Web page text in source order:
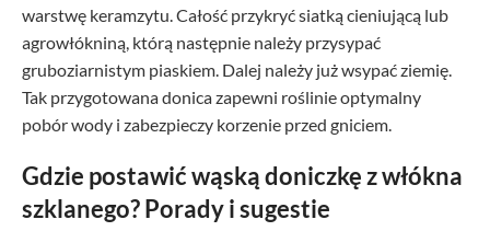
warstwę keramzytu. Całość przykryć siatką cieniującą lub
agrowłókniną, którą następnie należy przysypać
gruboziarnistym piaskiem. Dalej należy już wsypać ziemię.
Tak przygotowana donica zapewni roślinie optymalny
pobór wody i zabezpieczy korzenie przed gniciem.
Gdzie postawić wąską doniczkę z włókna
szklanego? Porady i sugestie